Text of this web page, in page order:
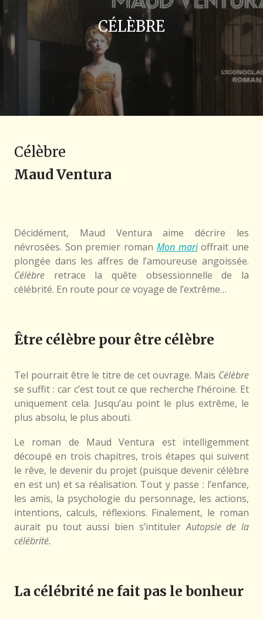
CÉLÈBRE
Célèbre
Maud Ventura
Décidément, Maud Ventura aime décrire les
névrosées. Son premier roman Mon marioffrait une
plongée dans les affres de l’amoureuse angoissée.
Célèbre retrace la quête obsessionnelle de la
célébrité. En route pour ce voyage de l’extrême…
Être célèbre pour être célèbre
Tel pourrait être le titre de cet ouvrage. Mais Célèbre
se suffit : car c’est tout ce que recherche l’héroïne. Et
uniquement cela. Jusqu’au point le plus extrême, le
plus absolu, le plus abouti.
Le roman de Maud Ventura est intelligemment
découpé en trois chapitres, trois étapes qui suivent
le rêve, le devenir du projet (puisque devenir célèbre
en est un) et sa réalisation. Tout y passe : l’enfance,
les amis, la psychologie du personnage, les actions,
intentions, calculs, réflexions. Finalement, le roman
aurait pu tout aussi bien s’intitulerAutopsie de la
célébrité.
La célébrité ne fait pas le bonheur